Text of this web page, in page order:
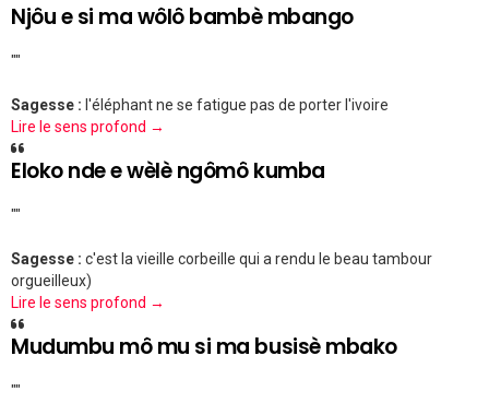
Njôu e si ma wôlô bambè mbango
""
Sagesse : l'éléphant ne se fatigue pas de porter l'ivoire
Lire le sens profond →
Eloko nde e wèlè ngômô kumba
""
Sagesse : c'est la vieille corbeille qui a rendu le beau tambour
orgueilleux)
Lire le sens profond →
Mudumbu mô mu si ma busisè mbako
""